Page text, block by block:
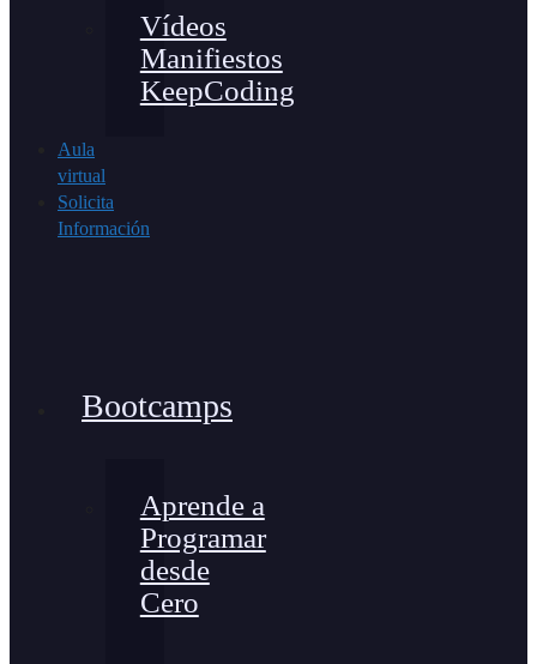
Vídeos
Manifiestos
KeepCoding
Aula
virtual
Solicita
Información
Bootcamps
Aprende a
Programar
desde
Cero